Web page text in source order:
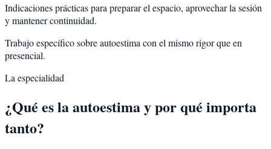
Indicaciones prácticas para preparar el espacio, aprovechar la sesión
y mantener continuidad.
Trabajo específico sobre autoestima con el mismo rigor que en
presencial.
La especialidad
¿Qué es la autoestima y por qué importa
tanto?